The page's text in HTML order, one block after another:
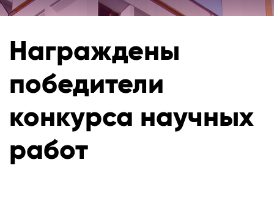
Награждены
победители
конкурса научных
работ